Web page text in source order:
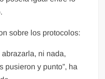
sobre los protocolos:
ni nada,
pusieron y punto”, ha